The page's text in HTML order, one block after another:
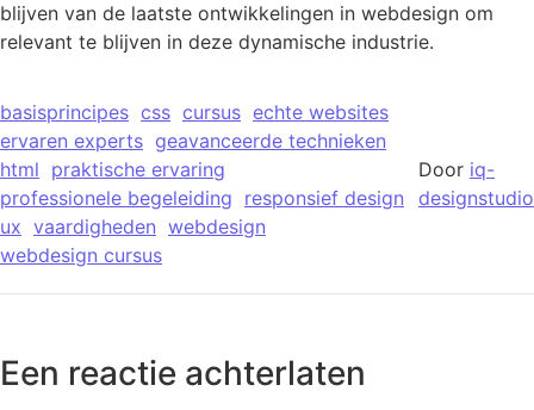
blijven van de laatste ontwikkelingen in webdesign om
relevant te blijven in deze dynamische industrie.
basisprincipes css cursus echte websites
ervaren experts geavanceerde technieken
html praktische ervaring
professionele begeleiding responsief design
ux vaardigheden webdesign
webdesign cursus
Door iq-
designstudio
Een reactie achterlaten